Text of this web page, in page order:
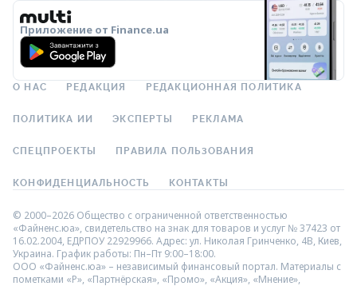
Приложение от Finance.ua
О НАС РЕДАКЦИЯ РЕДАКЦИОННАЯ ПОЛИТИКА
ПОЛИТИКА ИИ ЭКСПЕРТЫ РЕКЛАМА
СПЕЦПРОЕКТЫ ПРАВИЛА ПОЛЬЗОВАНИЯ
КОНФИДЕНЦИАЛЬНОСТЬ КОНТАКТЫ
© 2000–2026 Общество с ограниченной ответственностью
«Файненс.юа», свидетельство на знак для товаров и услуг № 37423 от
16.02.2004, ЕДРПОУ 22929966. Адрес: ул. Николая Гринченко, 4В, Киев,
Украина. График работы: Пн–Пт 9:00–18:00.
ООО «Файненс.юа» – независимый финансовый портал. Материалы с
пометками «Р», «Партнёрская», «Промо», «Акция», «Мнение»,